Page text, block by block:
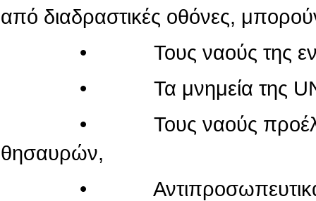
από διαδραστικές οθόνες,
• Τους ναούς της εντός
• Τα μνημεία της
• Τους ναούς
θησαυρών,
• Αντιπροσωπευτικά